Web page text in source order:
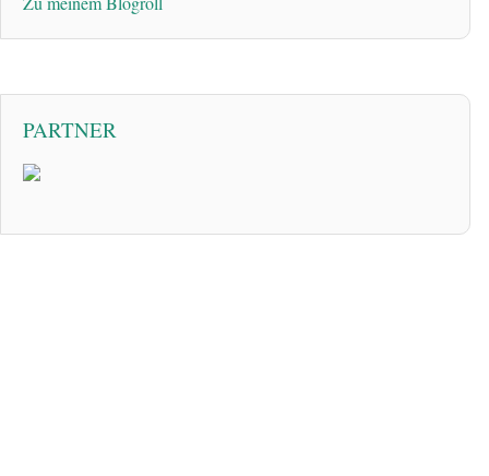
PARTNER